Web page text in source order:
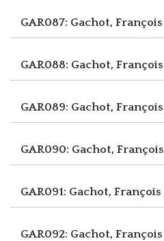
GAR087: Gachot, François
GAR088: Gachot, François
GAR089: Gachot, François
GAR090: Gachot, François
GAR091: Gachot, François
GAR092: Gachot, François